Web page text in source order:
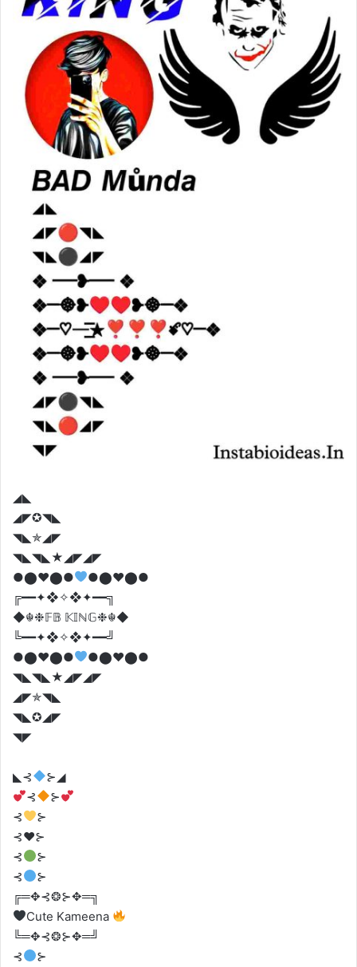
◢◣
◢◤✪◥◣
◥◣✯◢◤
◥◣◥◣★◢◤◢◤
●⬤♥️⬤● ●⬤♥️⬤●
╔━━✦❖✧❖✦━━╗
◆☬❉𝔽𝔹 𝕂𝕀ℕ𝔾❉☬◆
╚━━✦❖✧❖✦━━╝
●⬤♥️⬤● ●⬤♥️⬤●
◥◣◥◣★◢◤◢◤
◢◤✯◥◣
◥◣✪◢◤
◥◤
◣⊰
⊱◢
⊰
⊱
⊰
⊱
⊰♥️⊱
⊰
⊱
⊰
⊱
╔═✥⊰❂⊱✥═╗
Cute Kameena
╚═✥⊰❂⊱✥═╝
⊰
⊱